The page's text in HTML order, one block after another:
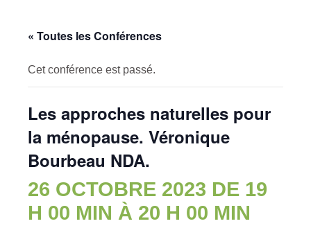
« Toutes les Conférences
Cet conférence est passé.
Les approches naturelles pour
la ménopause. Véronique
Bourbeau NDA.
26 OCTOBRE 2023 DE 19
H 00 MIN À 20 H 00 MIN